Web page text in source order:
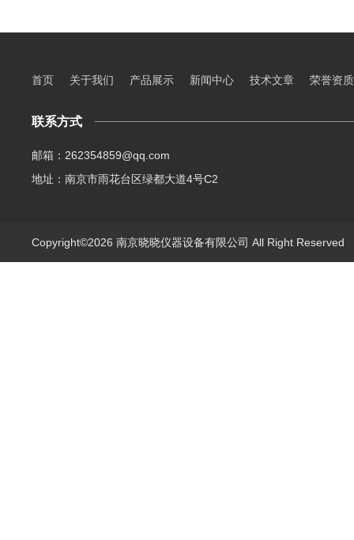
首页 关于我们 产品展示 新闻中心 技术文章 荣誉资质
联系方式
邮箱：262354859@qq.com
地址：南京市雨花台区绿都大道4号C2
Copyright©2026 南京晓晓仪器设备有限公司 All Right